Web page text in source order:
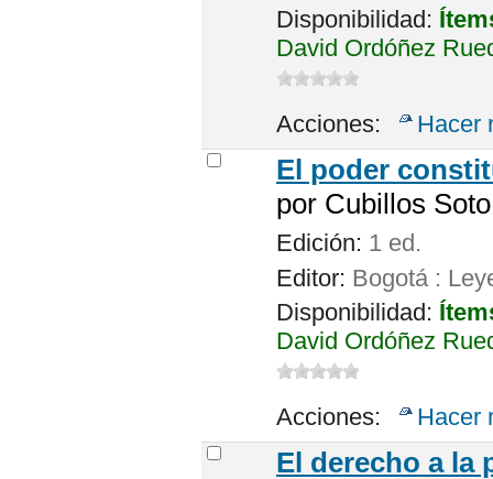
Disponibilidad:
David Ordóñez
Acciones: Hacer
El poder
por Cubillos
Edición: 1 ed.
Editor: Bogotá :
Disponibilidad:
David Ordóñez
Acciones: Hacer
El derecho a la